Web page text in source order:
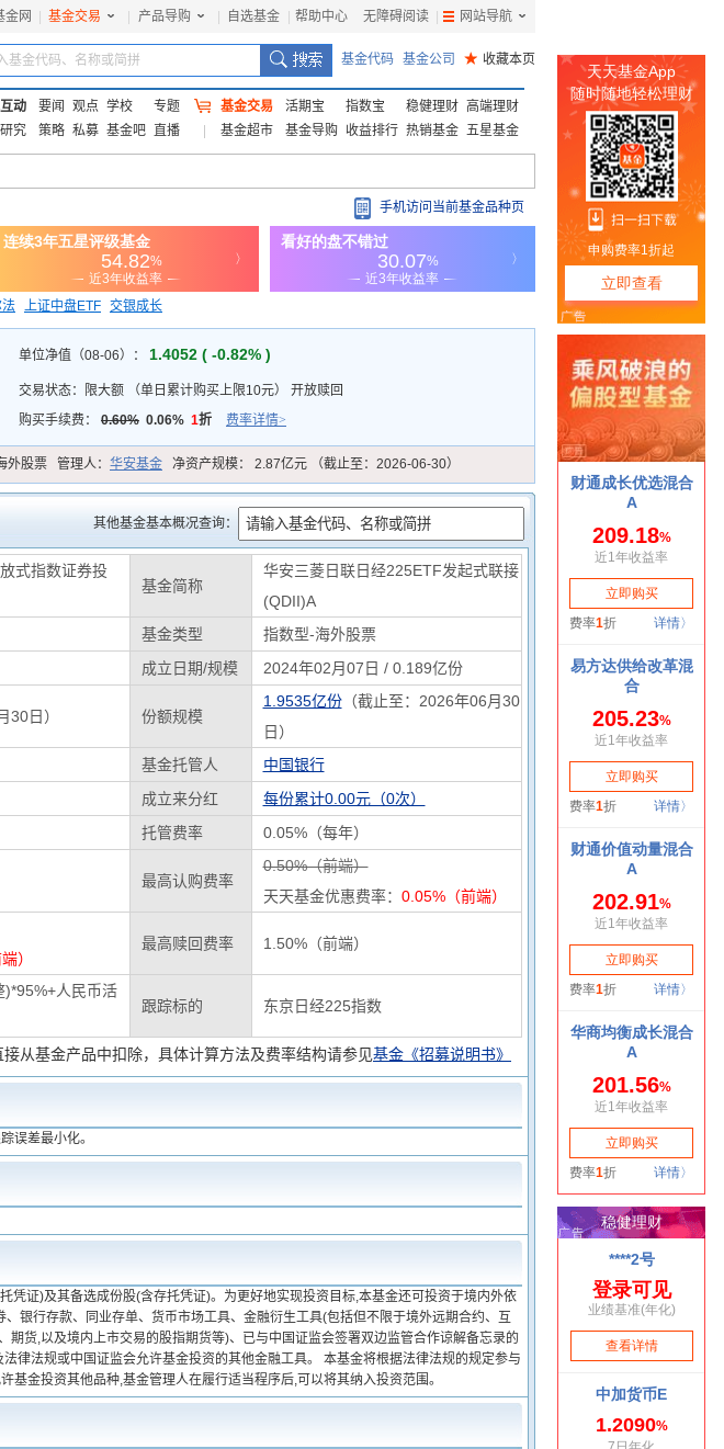
金网 基金交易 产品导购 自选基金 帮助中心 无障碍阅读 网站导航
基金代码、名称或简拼 基金代码 基金公司 ★ 收藏本页
动 要闻 观点 学校
专题
究
策略 私募 基金吧 直播
基金交易 活期宝 指数宝 稳健理财 高端理财
基金超市
基金导购 收益排行 热销基金 五星基金
手机访问当前基金品种页
上证中盘ETF 交银成长
单位净值（08-06）： 1.4052 ( -0.82% )
交易状态： 限大额 （单日累计购买上限10元）
开放赎回
购买手续费： 0.60% 0.06% 1折 费率详情>
外股票 管理人： 华安基金 净资产规模： 2.87亿元 （截止至：2026-06-30）
其他基金基本概况查询：
式指数证券投
基金简称
华安三菱日联日经225ETF发起式联接
(QDII)A
基金类型
指数型-海外股票
成立日期/规模 2024年02月07日 / 0.189亿份
日） 份额规模
1.9535亿份（截止至：2026年06月30
日）
基金托管人
中国银行
成立来分红
每份累计0.00元（0次）
托管费率 0.05%（每年）
最高认购费率
0.50%（前端）
天天基金优惠费率： 0.05%（前端）
）
最高赎回费率 1.50%（前端）
)*95%+人民币活
跟踪标的 东京日经225指数
从基金产品中扣除，具体计算方法及费率结构请参见基金《招募说明书》
误差最小化。
凭证)及其备选成份股(含存托凭证)。为更好地实现投资目标,本基金还可投资于境内外依
银行存款、同业存单、货币市场工具、金融衍生工具(包括但不限于境外远期合约、互
货,以及境内上市交易的股指期货等)、已与中国证监会签署双边监管合作谅解备忘录的
律法规或中国证监会允许基金投资的其他金融工具。 本基金将根据法律法规的规定参与
金投资其他品种,基金管理人在履行适当程序后,可以将其纳入投资范围。